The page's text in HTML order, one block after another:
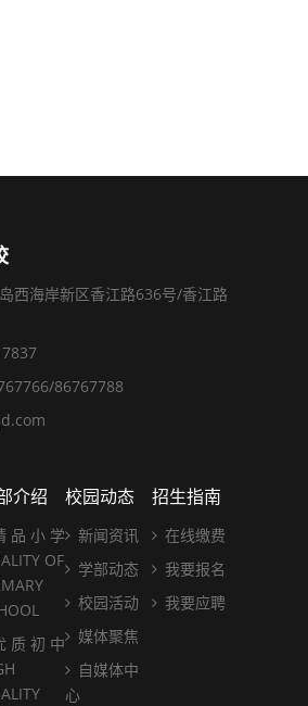
西海岸新区香江路636号/香江路
86767788
介绍
品 小 学
OF
质 初 中
校园动态
新闻资讯
学部动态
校园活动
媒体聚焦
自媒体中
心
招生指南
在线缴费
我要报名
我要应聘